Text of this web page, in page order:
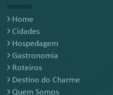
Home
Cidades
Hospedagem
Gastronomia
Roteiros
Destino do Charme
Quem Somos